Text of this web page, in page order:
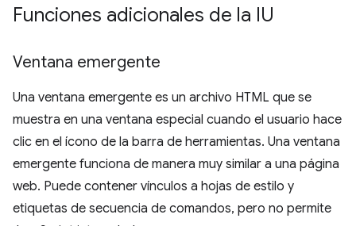
Funciones adicionales de la IU
Ventana emergente
Una ventana emergente es un archivo HTML que se
muestra en una ventana especial cuando el usuario hace
clic en el ícono de la barra de herramientas. Una ventana
emergente funciona de manera muy similar a una página
web. Puede contener vínculos a hojas de estilo y
etiquetas de secuencia de comandos, pero no permite